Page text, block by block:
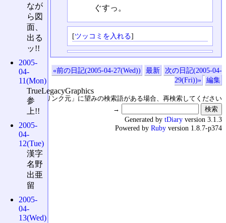
ぐすっ。
[ツッコミを入れる]
«前の日記(2005-04-27(Wed)) 最新
次の日記(2005-04-
29(Fri))»
編集
↑の「本日のリンク元」に望みの検索語がある場合、再検索してください
→
なが
ら図
面、
出る
ッ!!
2005-
04-
11(Mon)
TrueLegacyGraphics
参
上!!
2005-
04-
12(Tue)
漢字
名野
出亜
留
2005-
04-
13(Wed)
Generated by tDiary version 3.1.3
Powered by Ruby version 1.8.7-p374